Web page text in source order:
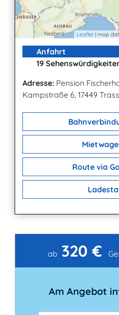
Leaflet | map
Anfahrt
19
Adresse: Pension
Kampstraße 6, 17449
Route via
Kontakt
ab 320 €
Am Angebot